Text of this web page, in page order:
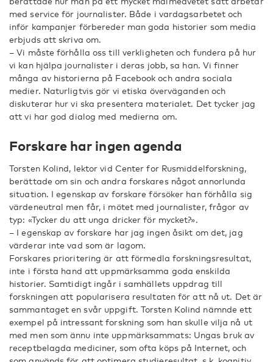
med service för journalister. Både i vardagsarbetet och
inför kampanjer förbereder man goda historier som media
erbjuds att skriva om.
– Vi måste förhålla oss till verkligheten och fundera på hur
vi kan hjälpa journalister i deras jobb, sa han. Vi finner
många av historierna på Facebook och andra sociala
medier. Naturligtvis gör vi etiska överväganden och
diskuterar hur vi ska presentera materialet. Det tycker jag
att vi har god dialog med medierna om.
Forskare har ingen agenda
Torsten Kolind, lektor vid Center for Rusmiddelforskning,
berättade om sin och andra forskares något annorlunda
situation. I egenskap av forskare försöker han förhålla sig
värdeneutral men får, i mötet med journalister, frågor av
typ: «Tycker du att unga dricker för mycket?».
– I egenskap av forskare har jag ingen åsikt om det, jag
värderar inte vad som är lagom.
Forskares prioritering är att förmedla forskningsresultat,
inte i första hand att uppmärksamma goda enskilda
historier. Samtidigt ingår i samhällets uppdrag till
forskningen att popularisera resultaten för att nå ut. Det är
sammantaget en svår uppgift. Torsten Kolind nämnde ett
exempel på intressant forskning som han skulle vilja nå ut
med men som ännu inte uppmärksammats: Ungas bruk av
receptbelagda mediciner, som ofta köps på Internet, och